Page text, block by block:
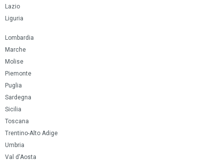
Lazio
Liguria
Lombardia
Marche
Molise
Piemonte
Puglia
Sardegna
Sicilia
Toscana
Trentino-Alto Adige
Umbria
Val d'Aosta